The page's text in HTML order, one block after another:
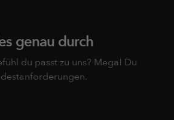
genau durch
du passt zu uns? Mega! Du